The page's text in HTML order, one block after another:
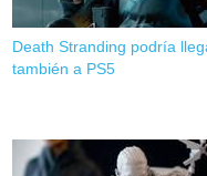
Death Stranding podría
también a PS5